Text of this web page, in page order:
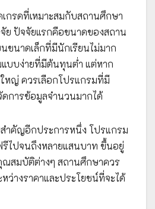
กรดที่เหมาะสมกับสถานศึกษา
ย ปัจจัยแรกคือขนาดของสถาน
ขนาดเล็กที่มีนักเรียนไม่มาก
แบบง่ายที่มีต้นทุนต่ำ แต่หาก
หญ่ ควรเลือกโปรแกรมที่มี
การข้อมูลจำนวนมากได้
ำคัญอีกประการหนึ่ง โปรแกรม
รีไปจนถึงหลายแสนบาท ขึ้นอยู่
สมบัติต่างๆ สถานศึกษาควร
ว่างราคาและประโยชน์ที่จะได้